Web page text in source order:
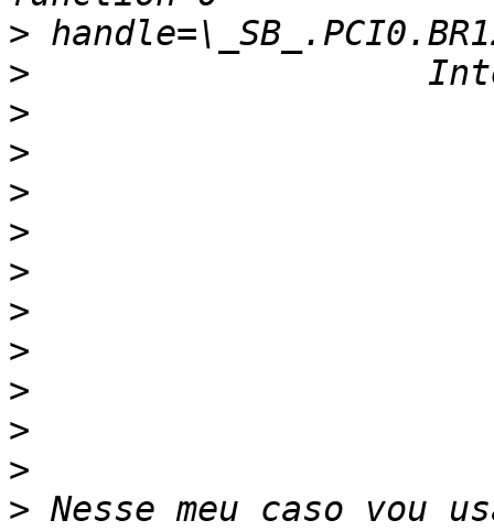
>
>
>
>
>
>
>
>
>
>
>
>
> Nesse meu caso vou